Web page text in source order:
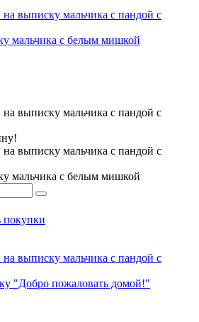
мальчика с белым мишкой
мальчика с белым мишкой
"Добро пожаловать домой!"